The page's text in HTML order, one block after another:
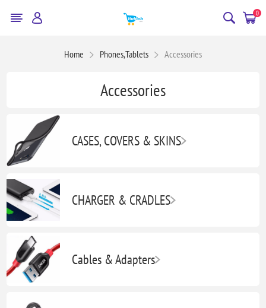
0
Home Phones,Tablets Accessories
Accessories
CASES, COVERS & SKINS
CHARGER & CRADLES
Cables & Adapters